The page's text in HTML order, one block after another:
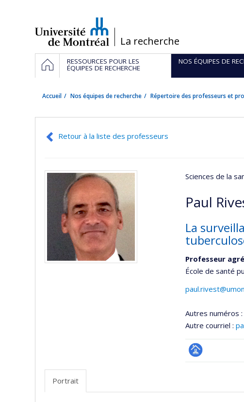
/La recherche
Navigation
principale
ACCUEILRESSOURCES POUR LES
ÉQUIPES DE RECHERCHE
NOS ÉQUIPES DE
Accueil Nos équipes de recherche Répertoire des professeurs et
Retour à la liste des professeurs
Sciences de la
Paul
La
Professeur
École de santé
Autres numéros :
Autre courriel :
Page
Portrait